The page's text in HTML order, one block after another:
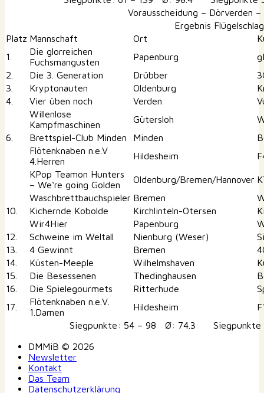
Vorausscheidung – Dörverden
Ergebnis Flügelschlag
Platz Mannschaft Ort
1.
Die glorreichen
Fuchsmangusten
Papenburg
2.
Die 3. Generation Drübber
3.
Kryptonauten Oldenburg
4.
Vier üben noch Verden
Willenlose
Kampfmaschinen
Gütersloh
6.
Brettspiel-Club Minden Minden
Flötenknaben n.e.V
4.Herren
Hildesheim
KPop Teamon Hunters
– We‘re going Golden
Oldenburg/Bremen/Hannover
Waschbrettbauchspieler Bremen
10.
Kichernde Kobolde Kirchlinteln-Otersen
Wir4Hier
Papenburg
12.
Schweine im Weltall Nienburg (Weser)
13.
4 Gewinnt Bremen
14.
Küsten-Meeple Wilhelmshaven
15.
Die Besessenen Thedinghausen
16.
Die Spielegourmets Ritterhude
17.
Flötenknaben n.e.V.
1.Damen
Hildesheim
Siegpunkte: 54 – 98 Ø: 74.3 Siegpunkte
DMMiB © 2026
Newsletter
Kontakt
Das Team
Datenschutzerklärung